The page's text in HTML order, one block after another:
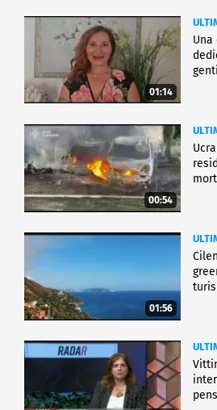
01:14
00:54
01:56